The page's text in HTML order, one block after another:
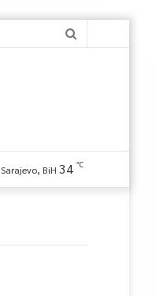
Sarajevo, BiH 34 ℃